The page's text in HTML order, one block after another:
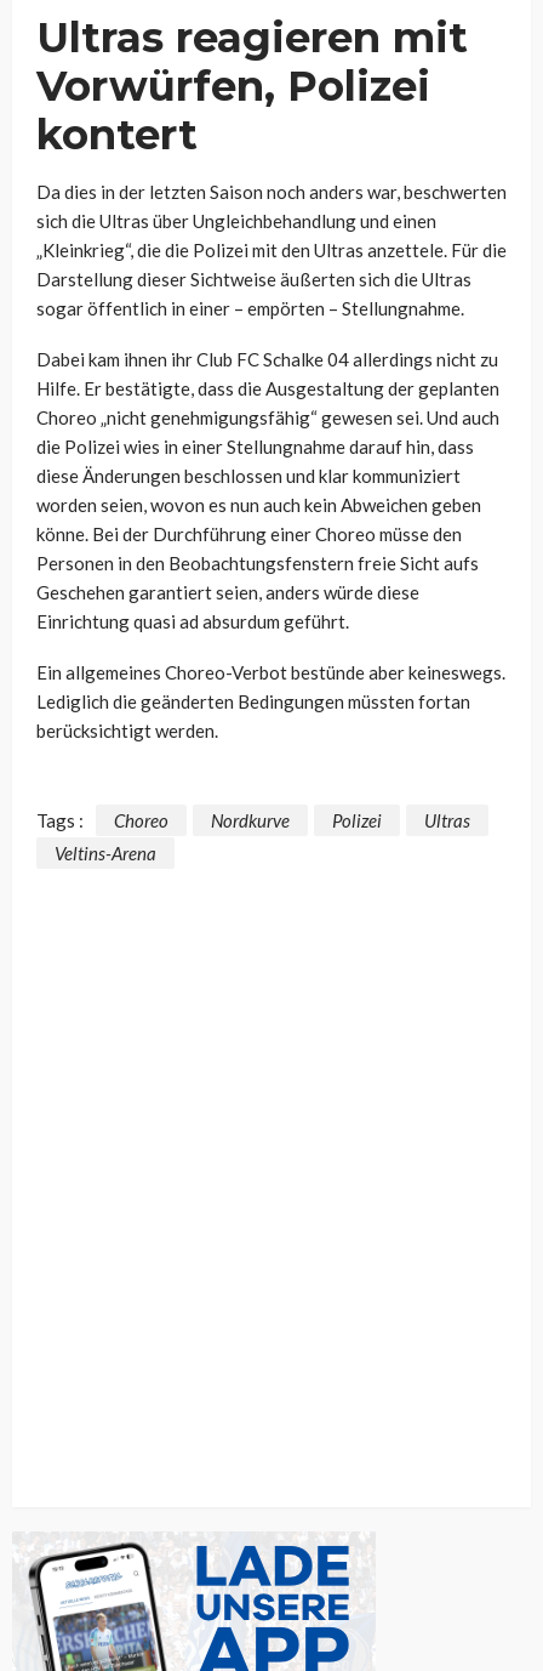
Ultras reagieren mit
Vorwürfen, Polizei
kontert
Da dies in der letzten Saison noch anders war, beschwerten
sich die Ultras über Ungleichbehandlung und einen
„Kleinkrieg“, die die Polizei mit den Ultras anzettele. Für die
Darstellung dieser Sichtweise äußerten sich die Ultras
sogar öffentlich in einer – empörten – Stellungnahme.
Dabei kam ihnen ihr Club FC Schalke 04 allerdings nicht zu
Hilfe. Er bestätigte, dass die Ausgestaltung der geplanten
Choreo „nicht genehmigungsfähig“ gewesen sei. Und auch
die Polizei wies in einer Stellungnahme darauf hin, dass
diese Änderungen beschlossen und klar kommuniziert
worden seien, wovon es nun auch kein Abweichen geben
könne. Bei der Durchführung einer Choreo müsse den
Personen in den Beobachtungsfenstern freie Sicht aufs
Geschehen garantiert seien, anders würde diese
Einrichtung quasi ad absurdum geführt.
Ein allgemeines Choreo-Verbot bestünde aber keineswegs.
Lediglich die geänderten Bedingungen müssten fortan
berücksichtigt werden.
Tags : Choreo Nordkurve Polizei
Ultras
Veltins-Arena